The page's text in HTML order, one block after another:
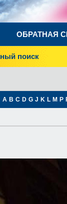
ОБРАТНАЯ
поиск
A B C D G J K L M P